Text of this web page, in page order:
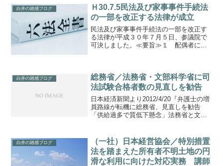
【日時】西部会場 平成３０年２月８日
（木）２：００～４：００ ...
白井の雑感ブログ
Ｈ30.7.5民法及び家事事件手続法
の一部を改正する法律が成立
民法及び家事事件手続法の一部を改正す
る法律が平成３０年７月５日、参議院で
可決しました。≪要旨≫１ 配偶者に対
なく、単独で払戻しが可能...
白井の雑感ブログ
総務省／法務省・文部科学省に司
法試験合格者数の見直しを勧告
日本経済新聞より2012/4/20『弁護士の増
員路線が転機に総務省、見直しを勧告
「供給過多で質低下懸念」法務省と文科
白井の雑感ブログ
（一社）日本経営協会／特別措置
法を踏まえた所有者不明土地の円
滑な利用に向けた対応実務 講師